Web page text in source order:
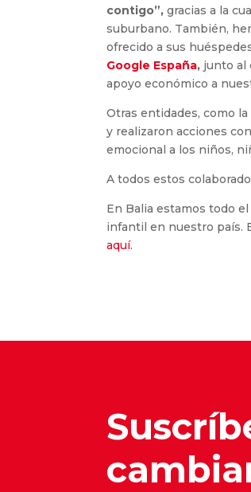
contigo”, gracias a la
suburbano. También,
ofrecido a sus
Google España, junto al
apoyo económico a
Otras entidades, como
y realizaron acciones
emocional a los niños,
A todos estos
En Balia estamos todo
infantil en nuestro país.
aquí.